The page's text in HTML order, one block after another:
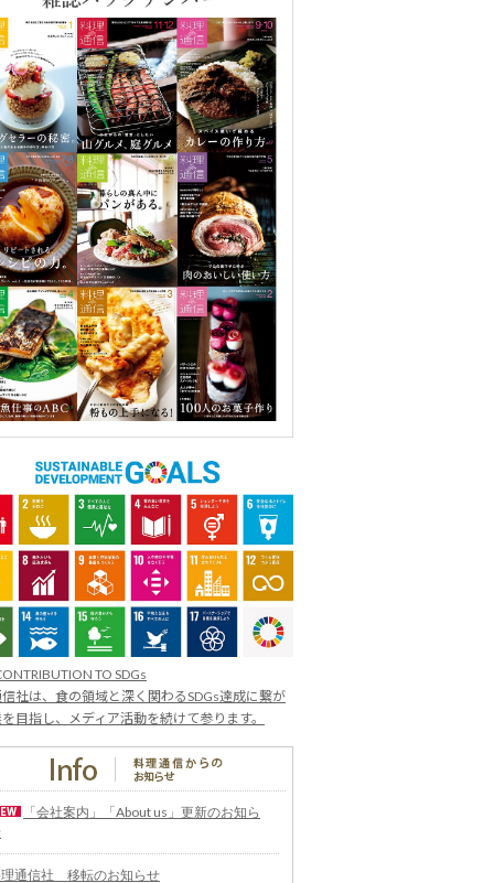
TO SDGs
社は、食の領域と深く関わるSDGs達成に繋が
目指し、メディア活動を続けて参ります。
「会社案内」「About us」更新のお知ら
通信社 移転のお知らせ